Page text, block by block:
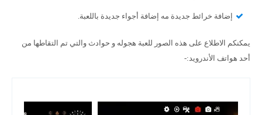
إضافة خرائط جديدة مه إضافة أجواء جديدة باللعبة.
يمكنكم الاطلاع على هذه الصور للعبة هجوله و حوادث والتي تم التقاطها من
أحد هواتف الأندرويد:-